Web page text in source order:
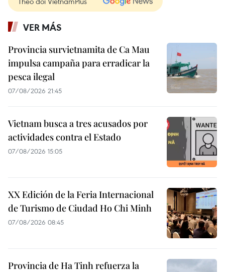
VER MÁS
Provincia survietnamita de Ca Mau
impulsa campaña para erradicar la
pesca ilegal
07/08/2026 21:45
Vietnam busca a tres acusados por
actividades contra el Estado
07/08/2026 15:05
XX Edición de la Feria Internacional
de Turismo de Ciudad Ho Chi Minh
07/08/2026 08:45
Provincia de Ha Tinh refuerza la